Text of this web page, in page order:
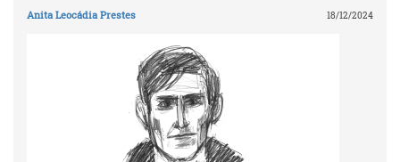
Anita Leocádia Prestes 18/12/2024